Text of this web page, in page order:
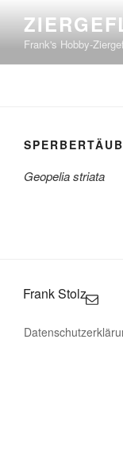
Inhalt
springenFrank's Hobby-
Geopelia striata
Frank Stolz